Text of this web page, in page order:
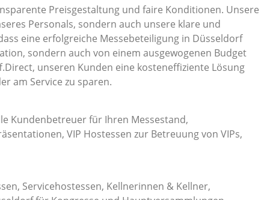
Preisgestaltung und faire Konditionen. Unsere
Personals, sondern auch unsere klare und
eine erfolgreiche Messebeteiligung in Düsseldorf
sondern auch von einem ausgewogenen Budget
unseren Kunden eine kosteneffiziente Lösung
am Service zu sparen.
Kundenbetreuer für Ihren Messestand,
VIP Hostessen zur Betreuung von VIPs,
Servicehostessen, Kellnerinnen & Kellner,